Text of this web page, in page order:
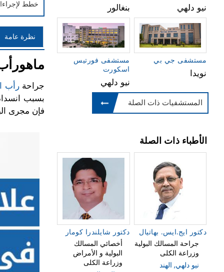
خطط
نظرة عامة
جراحة رأب
بسبب
فإن مجرى
بنغالور نيو دلهي
مستشفى فورتيس
اسكورت
نيو دلهي
مستشفى جي بي
نويدا
المستشفيات ذات الصلة
الأطباء ذات الصلة
دكتور شايلندرا كومار
أخصائي المسالك
البولية و الأمراض
وزراعة الكلى
دكتور ايج.ايس. بهاتيال
جراحة المسالك البولية
وزراعة الكلى
نيو دلهي, الهند